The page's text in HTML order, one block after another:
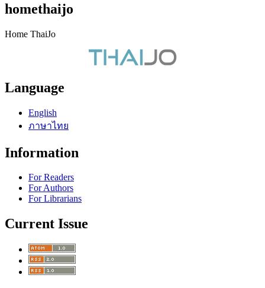
homethaijo
Home ThaiJo
Language
English
ภาษาไทย
Information
For Readers
For Authors
For Librarians
Current Issue